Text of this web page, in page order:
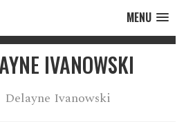
MENU
IVANOWSKI
Delayne Ivanowski